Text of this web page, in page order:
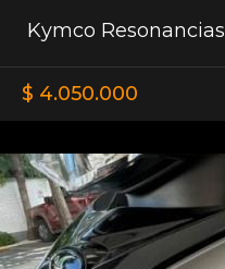
Kymco Resonancias
$ 4.050.000